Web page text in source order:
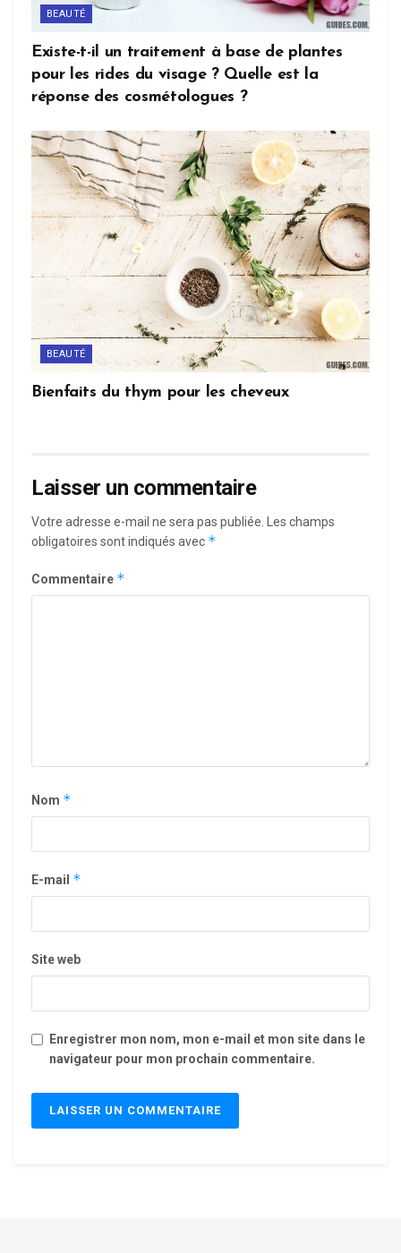
BEAUTÉ
Existe-t-il un traitement à base de plantes
pour les rides du visage ? Quelle est la
réponse des cosmétologues ?
BEAUTÉ
Bienfaits du thym pour les cheveux
Laisser un commentaire
Votre adresse e-mail ne sera pas publiée.
Les champs
obligatoires sont indiqués avec *
Commentaire *
Nom *
E-mail *
Site web
Enregistrer mon nom, mon e-mail et mon site dans le
navigateur pour mon prochain commentaire.